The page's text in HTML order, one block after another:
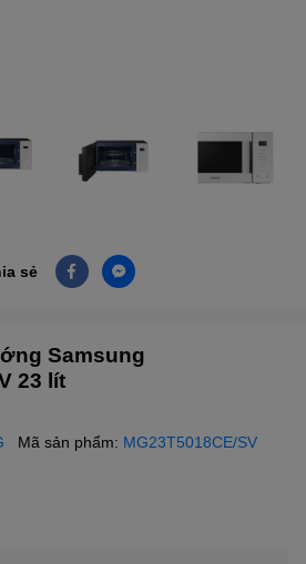
sẻ
Samsung
23 lít
Mã sản phẩm: MG23T5018CE/SV